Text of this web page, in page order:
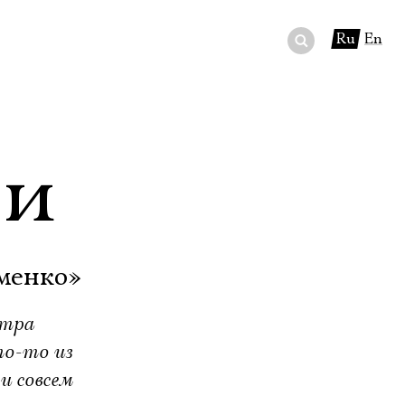
Ru En
то из
совсем